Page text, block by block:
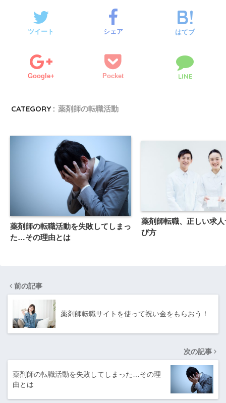
ツイート シェア はてブ
Google+ Pocket LINE
CATEGORY : 薬剤師の転職活動
薬剤師の転職活動を失敗してしまっ
た…その理由とは
薬剤師転職、正しい求
び方
前の記事
薬剤師転職サイトを使って祝い金をもらおう！
次の記事
薬剤師の転職活動を失敗してしまった…その理
由とは